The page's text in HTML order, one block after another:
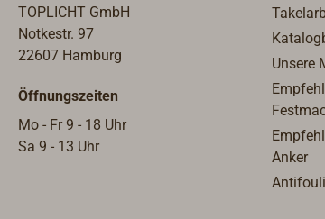
eingespleißter Edelstahlkausch
Kunststoffeimer.
TOPLICHT GmbH
Notkestr. 97
22607 Hamburg
Öffnungszeiten
Mo - Fr 9 - 18 Uhr
Sa 9 - 13 Uhr
Unsere
Anker